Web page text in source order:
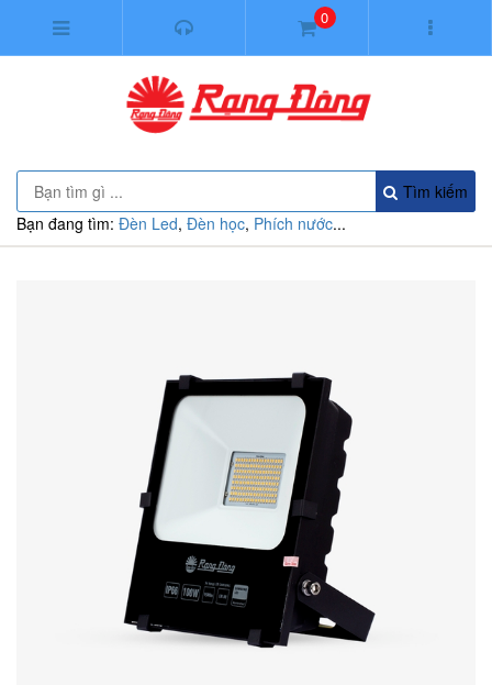
0
Tìm kiếm
Bạn đang tìm: Đèn Led, Đèn học, Phích nước...